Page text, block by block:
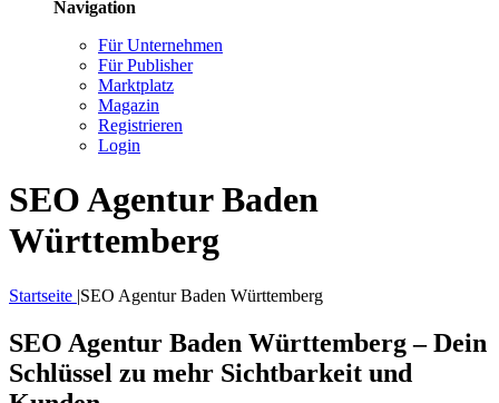
Navigation
Für Unternehmen
Für Publisher
Marktplatz
Magazin
Registrieren
Login
SEO Agentur Baden
Württemberg
Startseite |SEO Agentur Baden Württemberg
SEO Agentur Baden Württemberg – Dein
Schlüssel zu mehr Sichtbarkeit und